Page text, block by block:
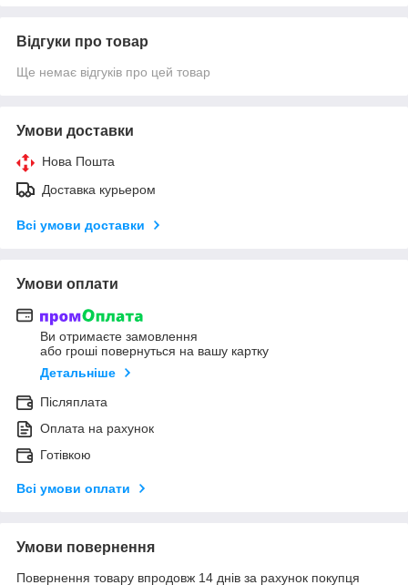
Відгуки про товар
Ще немає відгуків про цей товар
Умови доставки
Нова Пошта
Доставка курьером
Всі умови доставки
Умови оплати
Ви отримаєте замовлення
або гроші повернуться на вашу картку
Детальніше
Післяплата
Оплата на рахунок
Готівкою
Всі умови оплати
Умови повернення
Повернення товару впродовж 14 днів за рахунок покупця